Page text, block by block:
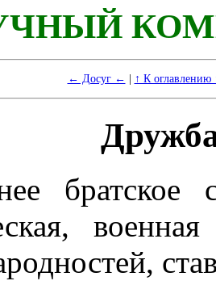
← Досуг ← | ↑ К оглавлению
братское